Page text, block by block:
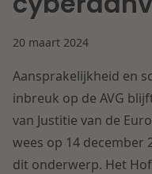
IE & Innovatie
Herstructurering &
Energie
Dichtbij een
Internationale
Nieuws
Werken bij
Contact
Nederlands
20 maart 2024
Aansprakelijkheid en
inbreuk op de AVG
van Justitie van de
wees op 14 december
dit onderwerp. Het